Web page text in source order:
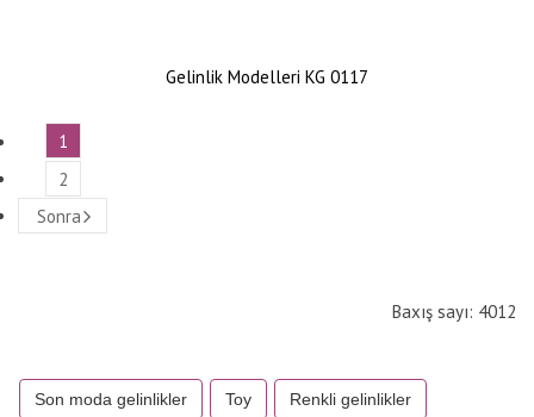
Gelinlik Modelleri KG 0117
1
2
Sonra
Baxış sayı: 4012
Son moda gelinlikler Toy Renkli gelinlikler